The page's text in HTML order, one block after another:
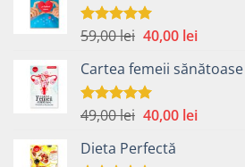
Evaluat la
59,00lei Prețul
a
fost:
59,00 lei.
40,00 leiPrețul
este:
Cartea femeii sănătoase
Evaluat la
49,00lei Prețul
a
40,00 leiPrețul
Dieta Perfectă